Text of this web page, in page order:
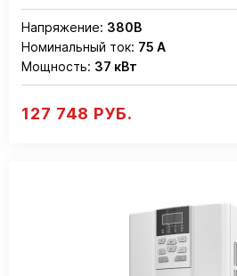
Напряжение: 380В
Номинальный ток: 75 А
Мощность: 37 кВт
127 748 РУБ.